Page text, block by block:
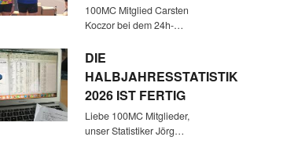
100MC Mitglied Carsten
Koczor bei dem 24h-…
DIE
HALBJAHRESSTATISTIK
2026 IST FERTIG
Liebe 100MC Mitglieder,
unser Statistiker Jörg…